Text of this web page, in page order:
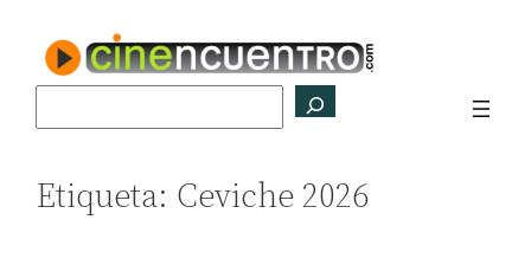
contenido
Etiqueta: Ceviche 2026